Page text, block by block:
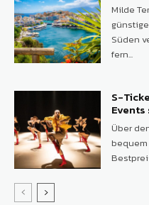
Milde
Süden
fern...
S-
Events
Über